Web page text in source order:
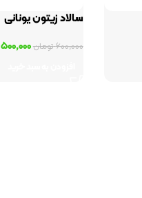
سالاد زیتون یونانی
۶۰۰,۰۰۰تومان۵۰۰,۰۰۰